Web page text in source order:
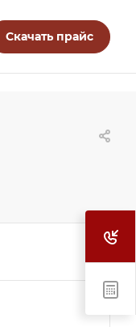
Скачать прайс